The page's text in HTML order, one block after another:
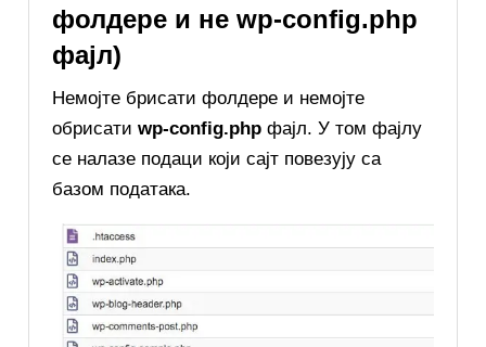
фолдере и не wp-config.php
фајл)
Немојте брисати фолдере и немојте
обрисатиwp-config.php фајл. У том фајлу
се налазе подаци који сајт повезују са
базом података.